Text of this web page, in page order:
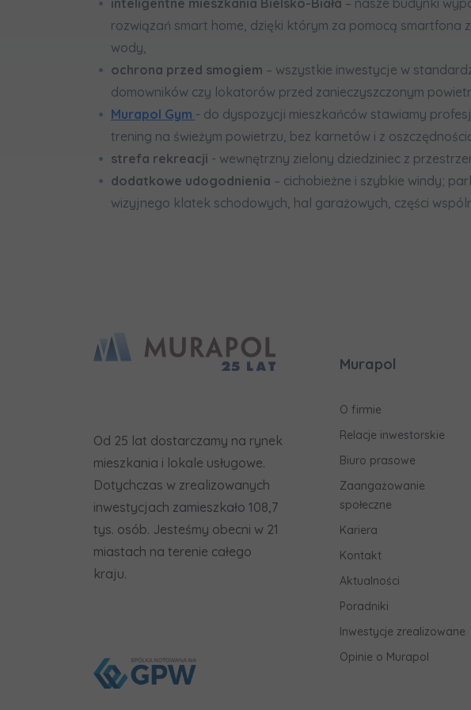
rozwiązań smart home, dzięki którym za pomocą smartfona
wody,
ochrona przed smogiem – wszystkie inwestycje w
domowników czy lokatorów przed zanieczyszczonym
Murapol Gym - do dyspozycji mieszkańców stawiamy
trening na świeżym powietrzu, bez karnetów i z
strefa rekreacji - wewnętrzny zielony dziedziniec z
dodatkowe udogodnienia – cichobieżne i szybkie windy;
wizyjnego klatek schodowych, hal garażowych, części
Od 25 lat dostarczamy na rynek
mieszkania i lokale usługowe.
Dotychczas w zrealizowanych
inwestycjach zamieszkało 108,7
tys. osób. Jesteśmy obecni w 21
miastach na terenie całego
kraju.
Murapol
O firmie
Relacje inwestorskie
Biuro prasowe
Zaangażowanie
społeczne
Kariera
Kontakt
Aktualności
Poradniki
Inwestycje zrealizowane
Opinie o Murapol